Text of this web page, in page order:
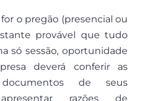
o pregão (presencial ou
provável que tudo
só sessão, oportunidade
deverá conferir as
de seus
razões de